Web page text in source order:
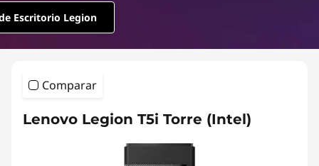
Escritorio Legion
Comparar
Lenovo Legion T5i Torre (Intel)